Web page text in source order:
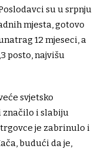
su u srpnju
mjesta, gotovo
12 mjeseci, a
posto, najvišu
svjetsko
značilo i slabiju
je zabrinulo i
budući da je,